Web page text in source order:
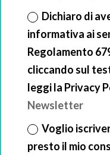
Dichiaro di
informativa ai
Regolamento
cliccando sul
leggi la Privacy
Newsletter
Voglio
presto il mio